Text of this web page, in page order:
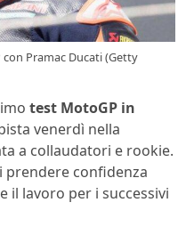
Pramac Ducati (Getty
test MotoGP in
venerdì nella
a collaudatori e rookie.
prendere confidenza
il lavoro per i successivi